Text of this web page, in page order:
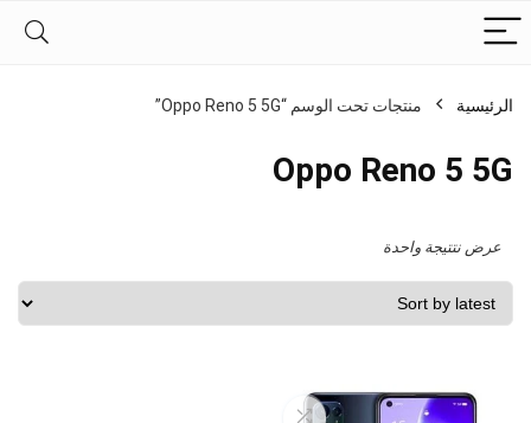
الرئيسية منتجات تحت الوسم “Oppo Reno 5 5G”
Oppo Reno 5 5G
عرض نتتيجة واحدة